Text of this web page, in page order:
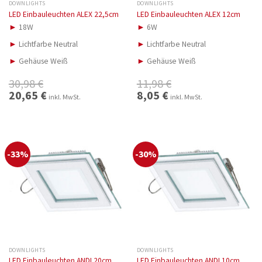
DOWNLIGHTS
LED Einbauleuchten ALEX 22,5cm
► 18W
► Lichtfarbe Neutral
► Gehäuse Weiß
30,98€
Ursprünglicher
Preis
20,65 €Aktueller
Preis
inkl. MwSt.
DOWNLIGHTS
LED Einbauleuchten ALEX 12cm
► 6W
► Lichtfarbe Neutral
► Gehäuse Weiß
11,98€
Ursprünglicher
Preis
8,05 €Aktueller
Preis
inkl. MwSt.
-33%
DOWNLIGHTS
-30%
DOWNLIGHTS